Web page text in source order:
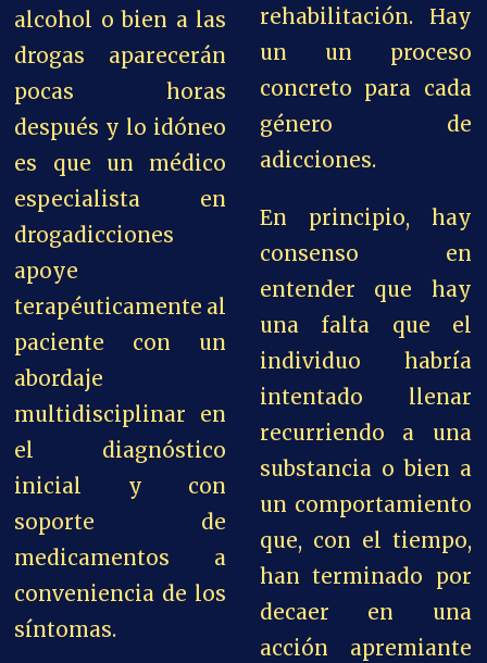
alcohol o bien a las
drogas aparecerán
pocas horas
después y lo idóneo
es que un médico
especialista en
drogadicciones
apoye
terapéuticamente al
paciente con un
abordaje
multidisciplinar en
el diagnóstico
inicial y con
soporte de
medicamentos a
conveniencia de los
síntomas.
rehabilitación. Hay
un un proceso
concreto para cada
género de
adicciones.
En principio, hay
consenso en
entender que hay
una falta que el
individuo habría
intentado llenar
recurriendo a una
substancia o bien a
un comportamiento
que, con el tiempo,
han terminado por
decaer en una
acción apremiante